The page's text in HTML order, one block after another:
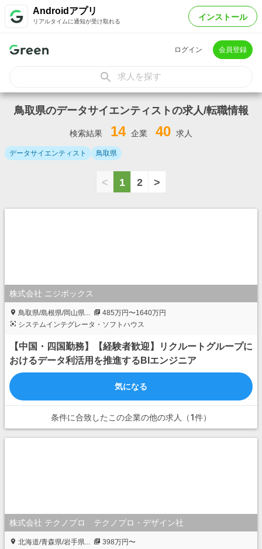
Androidアプリ
リアルタイムに通知が受け取れる インストール
ログイン 会員登録
求人を探す
鳥取県のデータサイエンティストの求人/転職情報
検索結果 14 企業 40 求人
データサイエンティスト 鳥取県
< 1 2 >
株式会社 ニジボックス
鳥取県/島根県/岡山県...
485万円〜1640万円
システムインテグレータ・ソフトハウス
【中国・四国勤務】【経験者歓迎】リクルートグループに
おけるデータ利活用を推進するBIエンジニア
気になる
条件に合致したこの企業の他の求人（1件）
株式会社 テクノプロ テクノプロ・デザイン社
北海道/青森県/岩手県...
398万円〜